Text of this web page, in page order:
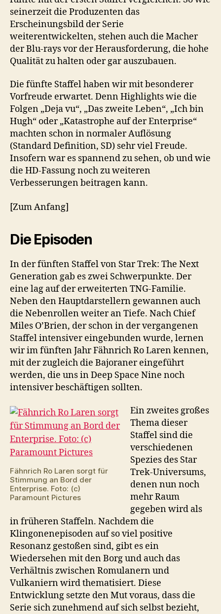
seinerzeit die Produzenten das
Erscheinungsbild der Serie
weiterentwickelten, stehen auch die Macher
der Blu-rays vor der Herausforderung, die hohe
Qualität zu halten oder gar auszubauen.
Die fünfte Staffel haben wir mit besonderer
Vorfreude erwartet. Denn Highlights wie die
Folgen „Deja vu“, „Das zweite Leben“, „Ich bin
Hugh“ oder „Katastrophe auf der Enterprise“
machten schon in normaler Auflösung
(Standard Definition, SD) sehr viel Freude.
Insofern war es spannend zu sehen, ob und wie
die HD-Fassung noch zu weiteren
Verbesserungen beitragen kann.
[Zum Anfang]
Die Episoden
In der fünften Staffel von Star Trek: The Next
Generation gab es zwei Schwerpunkte. Der
eine lag auf der erweiterten TNG-Familie.
Neben den Hauptdarstellern gewannen auch
die Nebenrollen weiter an Tiefe. Nach Chief
Miles O’Brien, der schon in der vergangenen
Staffel intensiver eingebunden wurde, lernen
wir im fünften Jahr Fähnrich Ro Laren kennen,
mit der zugleich die Bajoraner eingeführt
werden, die uns in Deep Space Nine noch
intensiver beschäftigen sollten.
Fähnrich Ro Laren sorgt für
Stimmung an Bord der
Enterprise. Foto: (c)
Paramount Pictures
Ein zweites großes
Thema dieser
Staffel sind die
verschiedenen
Spezies des Star
Trek-Universums,
denen nun noch
mehr Raum
gegeben wird als
in früheren Staffeln. Nachdem die
Klingonenepisoden auf so viel positive
Resonanz gestoßen sind, gibt es ein
Wiedersehen mit den Borg und auch das
Verhältnis zwischen Romulanern und
Vulkaniern wird thematisiert. Diese
Entwicklung setzte den Mut voraus, dass die
Serie sich zunehmend auf sich selbst bezieht,